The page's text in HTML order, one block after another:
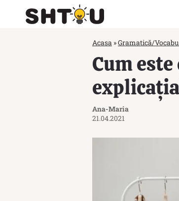
Acasa »Gramatică/
Cum
Ana-Maria
21.04.2021